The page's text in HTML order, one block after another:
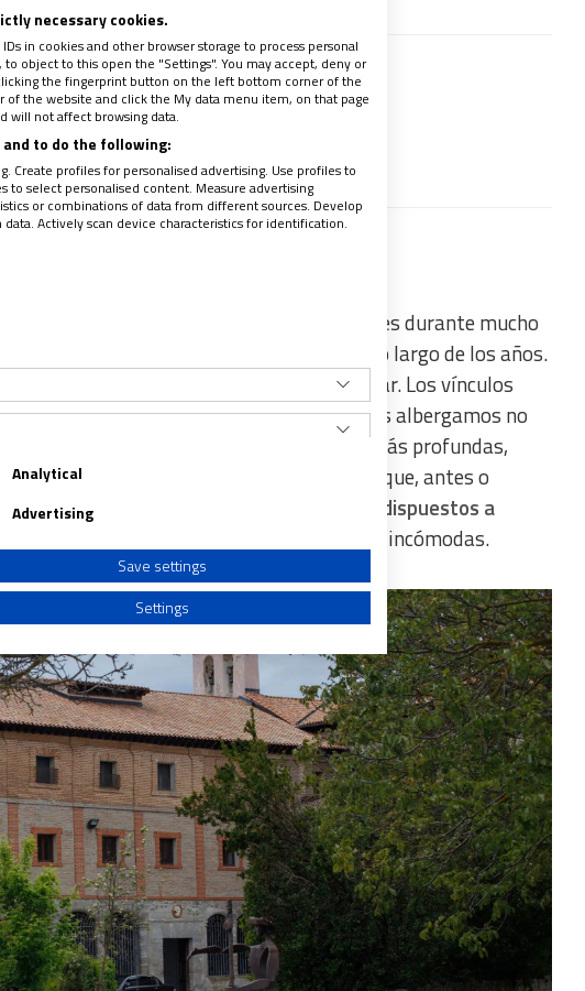
recibir gratis la mejor información
un avance de los contenidos
con quienes durante mucho
compartido mucho más que techo a lo largo de los años.
precios que no estaba dispuesta a pagar. Los vínculos
de ser queridos y acogidos que todos albergamos no
cuando está en juego nuestras verdades más profundas,
el fondo, nos retratan a todos nosotros que, antes o
opciones y valorar cuáles estamos dispuestos a
a la intemperie o nos sitúen en posiciones incómodas.
necessary cookies.
in cookies and other browser storage to process personal
object to this open the "Settings". You may accept, deny or
the fingerprint button on the left bottom corner of the
the website and click the My data menu item, on that page
will not affect browsing data.
to do the following:
Create profiles for personalised advertising. Use profiles to
to select personalised content. Measure advertising
or combinations of data from different sources. Develop
Actively scan device characteristics for identification.
from different sources
Analytical
Advertising
Save settings
Settings